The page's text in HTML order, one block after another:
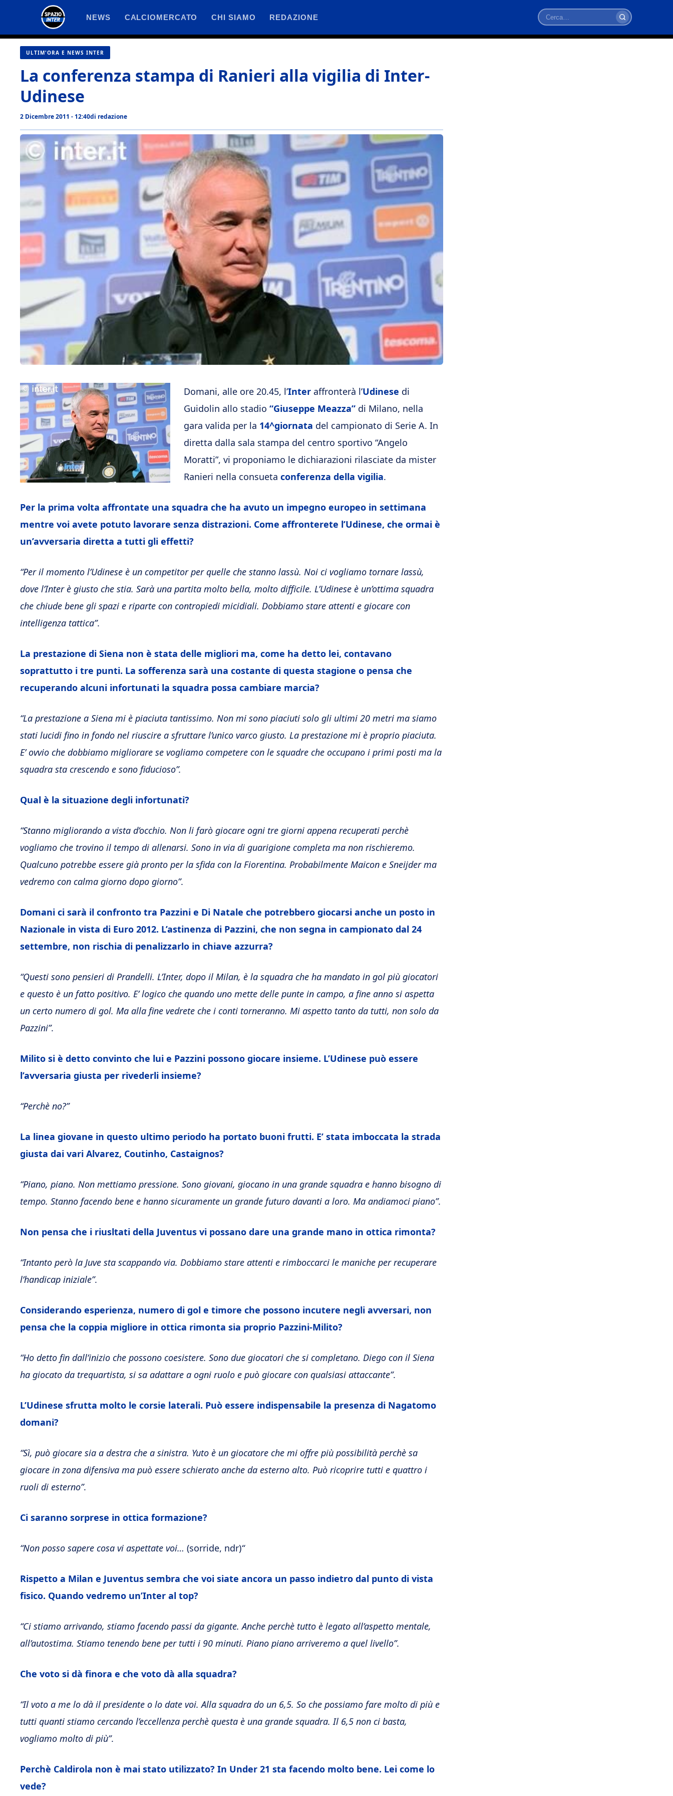
contenuto
NEWS CALCIOMERCATO CHI SIAMO REDAZIONE
Cerca
ULTIM'ORA E NEWS INTER
La conferenza stampa di Ranieri alla vigilia di Inter-
Udinese
2 Dicembre 2011 - 12:40di redazione
Domani, alle ore 20.45, l’Inter affronterà l’Udinese di
Guidolin allo stadio “Giuseppe Meazza” di Milano, nella
gara valida per la 14^giornata del campionato di Serie A. In
diretta dalla sala stampa del centro sportivo “Angelo
Moratti”, vi proponiamo le dichiarazioni rilasciate da mister
Ranieri nella consueta conferenza della vigilia.
Per la prima volta affrontate una squadra che ha avuto un impegno europeo in settimana
mentre voi avete potuto lavorare senza distrazioni. Come affronterete l’Udinese, che ormai è
un’avversaria diretta a tutti gli effetti?
“Per il momento l’Udinese è un competitor per quelle che stanno lassù. Noi ci vogliamo tornare lassù,
dove l’Inter è giusto che stia. Sarà una partita molto bella, molto difficile. L’Udinese è un’ottima squadra
che chiude bene gli spazi e riparte con contropiedi micidiali. Dobbiamo stare attenti e giocare con
intelligenza tattica”.
La prestazione di Siena non è stata delle migliori ma, come ha detto lei, contavano
soprattutto i tre punti. La sofferenza sarà una costante di questa stagione o pensa che
recuperando alcuni infortunati la squadra possa cambiare marcia?
“La prestazione a Siena mi è piaciuta tantissimo. Non mi sono piaciuti solo gli ultimi 20 metri ma siamo
stati lucidi fino in fondo nel riuscire a sfruttare l’unico varco giusto. La prestazione mi è proprio piaciuta.
E’ ovvio che dobbiamo migliorare se vogliamo competere con le squadre che occupano i primi posti ma la
squadra sta crescendo e sono fiducioso”.
Qual è la situazione degli infortunati?
“Stanno migliorando a vista d’occhio. Non li farò giocare ogni tre giorni appena recuperati perchè
vogliamo che trovino il tempo di allenarsi. Sono in via di guarigione completa ma non rischieremo.
Qualcuno potrebbe essere già pronto per la sfida con la Fiorentina. Probabilmente Maicon e Sneijder ma
vedremo con calma giorno dopo giorno”.
Domani ci sarà il confronto tra Pazzini e Di Natale che potrebbero giocarsi anche un posto in
Nazionale in vista di Euro 2012. L’astinenza di Pazzini, che non segna in campionato dal 24
settembre, non rischia di penalizzarlo in chiave azzurra?
“Questi sono pensieri di Prandelli. L’Inter, dopo il Milan, è la squadra che ha mandato in gol più giocatori
e questo è un fatto positivo. E’ logico che quando uno mette delle punte in campo, a fine anno si aspetta
un certo numero di gol. Ma alla fine vedrete che i conti torneranno. Mi aspetto tanto da tutti, non solo da
Pazzini”.
Milito si è detto convinto che lui e Pazzini possono giocare insieme. L’Udinese può essere
l’avversaria giusta per rivederli insieme?
“Perchè no?”
La linea giovane in questo ultimo periodo ha portato buoni frutti. E’ stata imboccata la strada
giusta dai vari Alvarez, Coutinho, Castaignos?
“Piano, piano. Non mettiamo pressione. Sono giovani, giocano in una grande squadra e hanno bisogno di
tempo. Stanno facendo bene e hanno sicuramente un grande futuro davanti a loro. Ma andiamoci piano”.
Non pensa che i riusltati della Juventus vi possano dare una grande mano in ottica rimonta?
“Intanto però la Juve sta scappando via. Dobbiamo stare attenti e rimboccarci le maniche per recuperare
l’handicap iniziale”.
Considerando esperienza, numero di gol e timore che possono incutere negli avversari, non
pensa che la coppia migliore in ottica rimonta sia proprio Pazzini-Milito?
“Ho detto fin dall’inizio che possono coesistere. Sono due giocatori che si completano. Diego con il Siena
ha giocato da trequartista, si sa adattare a ogni ruolo e può giocare con qualsiasi attaccante”.
L’Udinese sfrutta molto le corsie laterali. Può essere indispensabile la presenza di Nagatomo
domani?
“Sì, può giocare sia a destra che a sinistra. Yuto è un giocatore che mi offre più possibilità perchè sa
giocare in zona difensiva ma può essere schierato anche da esterno alto. Può ricoprire tutti e quattro i
ruoli di esterno”.
Ci saranno sorprese in ottica formazione?
“Non posso sapere cosa vi aspettate voi… (sorride, ndr)“
Rispetto a Milan e Juventus sembra che voi siate ancora un passo indietro dal punto di vista
fisico. Quando vedremo un’Inter al top?
“Ci stiamo arrivando, stiamo facendo passi da gigante. Anche perchè tutto è legato all’aspetto mentale,
all’autostima. Stiamo tenendo bene per tutti i 90 minuti. Piano piano arriveremo a quel livello”.
Che voto si dà finora e che voto dà alla squadra?
“Il voto a me lo dà il presidente o lo date voi. Alla squadra do un 6,5. So che possiamo fare molto di più e
tutti quanti stiamo cercando l’eccellenza perchè questa è una grande squadra. Il 6,5 non ci basta,
vogliamo molto di più”.
Perchè Caldirola non è mai stato utilizzato? In Under 21 sta facendo molto bene. Lei come lo
vede?